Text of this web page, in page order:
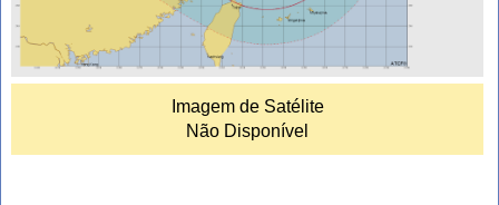
Imagem de Satélite
Não Disponível